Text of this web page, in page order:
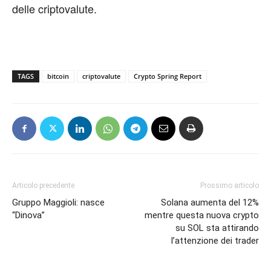
delle criptovalute.
TAGS bitcoin criptovalute Crypto Spring Report
Articolo precedente
Gruppo Maggioli: nasce
“Dinova”
Prossimo articolo
Solana aumenta del 12%
mentre questa nuova crypto
su SOL sta attirando
l’attenzione dei trader